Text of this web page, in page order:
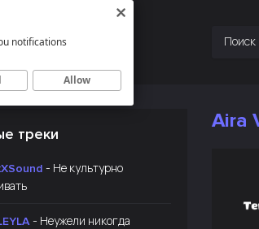
треки
- Не культурно
- Неужели никогда
Aira
notifications
Allow